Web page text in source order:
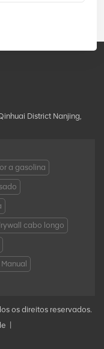
District Nanjing,
a gasolina
cabo longo
os direitos reservados.